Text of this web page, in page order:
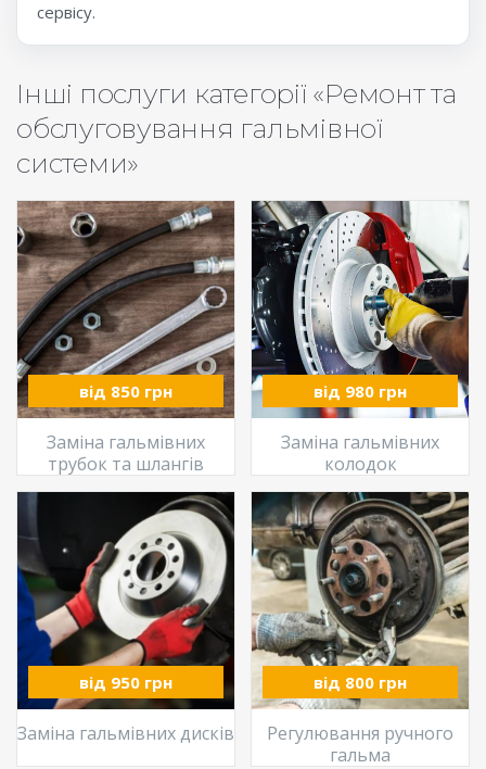
сервісу.
Інші послуги категорії «Ремонт та
обслуговування гальмівної
системи»
від 850 грн
Заміна гальмівних
трубок та шлангів
від 980 грн
Заміна гальмівних
колодок
від 950 грн
Заміна гальмівних дисків
від 800 грн
Регулювання ручного
гальма